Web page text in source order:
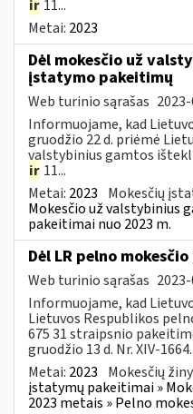
ir 11...
Metai: 2023
Dėl mokesčio už
įstatymo pakeitimų
Web turinio sąrašas
Informuojame, kad
gruodžio 22 d. priėmė
valstybinius gamtos
ir 11...
Metai: 2023 Mokesčių
Mokesčio už valstybinius
pakeitimai nuo 2023 m.
Dėl LR pelno
Web turinio sąrašas
Informuojame, kad
Lietuvos Respublikos
675 31 straipsnio
gruodžio 13 d. Nr. XIV-
Metai: 2023 Mokesčių
įstatymų pakeitimai »
2023 metais » Pelno